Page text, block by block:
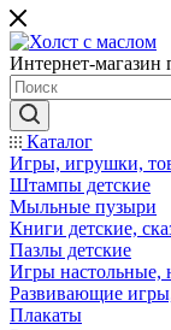
Интернет-магазин
Каталог
Игры, игрушки,
Штампы детские
Мыльные пузыри
Книги детские,
Пазлы детские
Игры настольные,
Развивающие
Плакаты